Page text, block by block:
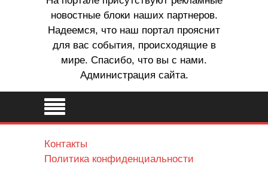
новостные блоки наших партнеров.
Надеемся, что наш портал прояснит
для вас события, происходящие в
мире. Спасибо, что вы с нами.
Администрация сайта.
Контакты
Политика конфиденциальности